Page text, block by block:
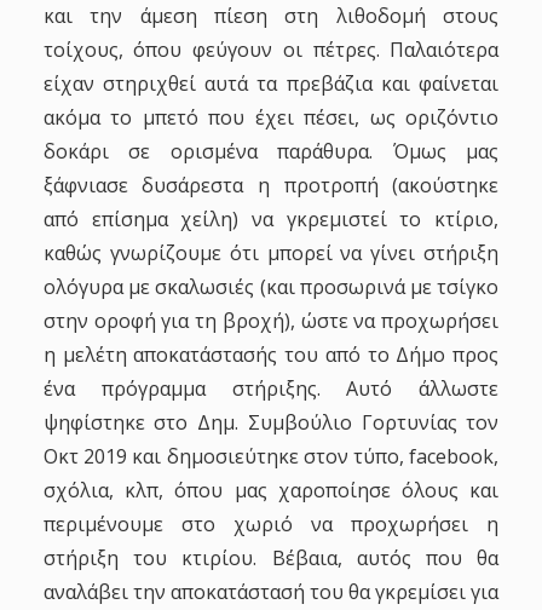
και την άμεση πίεση στη λιθοδομή στους
τοίχους, όπου φεύγουν οι πέτρες. Παλαιότερα
είχαν στηριχθεί αυτά τα πρεβάζια και φαίνεται
ακόμα το μπετό που έχει πέσει, ως οριζόντιο
δοκάρι σε ορισμένα παράθυρα. Όμως μας
ξάφνιασε δυσάρεστα η προτροπή (ακούστηκε
από επίσημα χείλη) να γκρεμιστεί το κτίριο,
καθώς γνωρίζουμε ότι μπορεί να γίνει στήριξη
ολόγυρα με σκαλωσιές (και προσωρινά με τσίγκο
στην οροφή για τη βροχή), ώστε να προχωρήσει
η μελέτη αποκατάστασής του από το Δήμο προς
ένα πρόγραμμα στήριξης. Αυτό άλλωστε
ψηφίστηκε στο Δημ. Συμβούλιο Γορτυνίας τον
Οκτ 2019 και δημοσιεύτηκε στον τύπο,facebook,
σχόλια, κλπ, όπου μας χαροποίησε όλους και
περιμένουμε στο χωριό να προχωρήσει η
στήριξη του κτιρίου. Βέβαια, αυτός που θα
αναλάβει την αποκατάστασή του θα γκρεμίσει για